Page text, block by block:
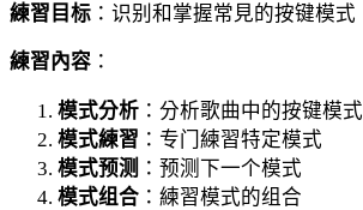
練習目标 ：识别和掌握常見的按键模式
練習內容 ：
模式分析 ：分析歌曲中的按键模式
模式練習 ：专门練習特定模式
模式预测 ：预测下一个模式
模式组合 ：練習模式的组合